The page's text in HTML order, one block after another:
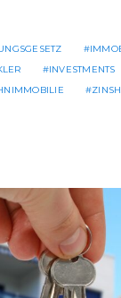
INVESTMENTS